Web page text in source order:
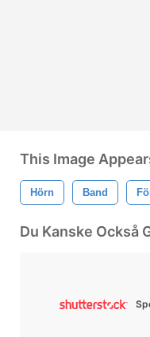
This Image
Hörn Band
Du Kanske Också